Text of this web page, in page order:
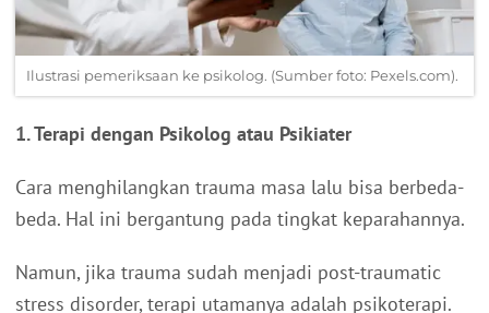
Ilustrasi pemeriksaan ke psikolog. (Sumber foto: Pexels.com).
1. Terapi dengan Psikolog atau Psikiater
Cara menghilangkan trauma masa lalu bisa berbeda-
beda. Hal ini bergantung pada tingkat keparahannya.
Namun, jika trauma sudah menjadi post-traumatic
stress disorder, terapi utamanya adalah psikoterapi.